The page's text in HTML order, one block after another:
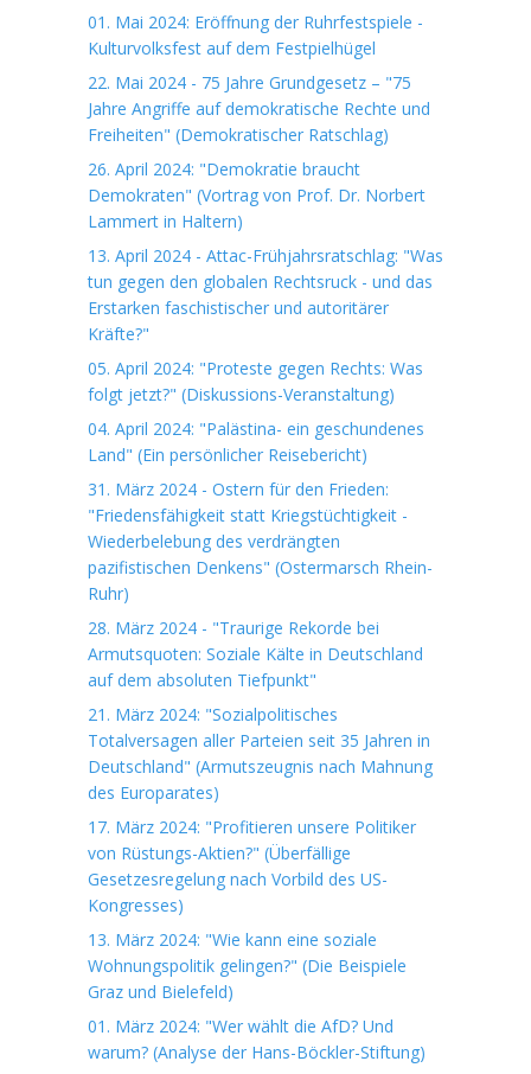
01. Mai 2024: Eröffnung der Ruhrfestspiele -
Kulturvolksfest auf dem Festpielhügel
22. Mai 2024 - 75 Jahre Grundgesetz – "75
Jahre Angriffe auf demokratische Rechte und
Freiheiten" (Demokratischer Ratschlag)
26. April 2024: "Demokratie braucht
Demokraten" (Vortrag von Prof. Dr. Norbert
Lammert in Haltern)
13. April 2024 - Attac-Frühjahrsratschlag: "Was
tun gegen den globalen Rechtsruck - und das
Erstarken faschistischer und autoritärer
Kräfte?"
05. April 2024: "Proteste gegen Rechts: Was
folgt jetzt?" (Diskussions-Veranstaltung)
04. April 2024: "Palästina- ein geschundenes
Land" (Ein persönlicher Reisebericht)
31. März 2024 - Ostern für den Frieden:
"Friedensfähigkeit statt Kriegstüchtigkeit -
Wiederbelebung des verdrängten
pazifistischen Denkens" (Ostermarsch Rhein-
Ruhr)
28. März 2024 - "Traurige Rekorde bei
Armutsquoten: Soziale Kälte in Deutschland
auf dem absoluten Tiefpunkt"
21. März 2024: "Sozialpolitisches
Totalversagen aller Parteien seit 35 Jahren in
Deutschland" (Armutszeugnis nach Mahnung
des Europarates)
17. März 2024: "Profitieren unsere Politiker
von Rüstungs-Aktien?" (Überfällige
Gesetzesregelung nach Vorbild des US-
Kongresses)
13. März 2024: "Wie kann eine soziale
Wohnungspolitik gelingen?" (Die Beispiele
Graz und Bielefeld)
01. März 2024: "Wer wählt die AfD? Und
warum? (Analyse der Hans-Böckler-Stiftung)